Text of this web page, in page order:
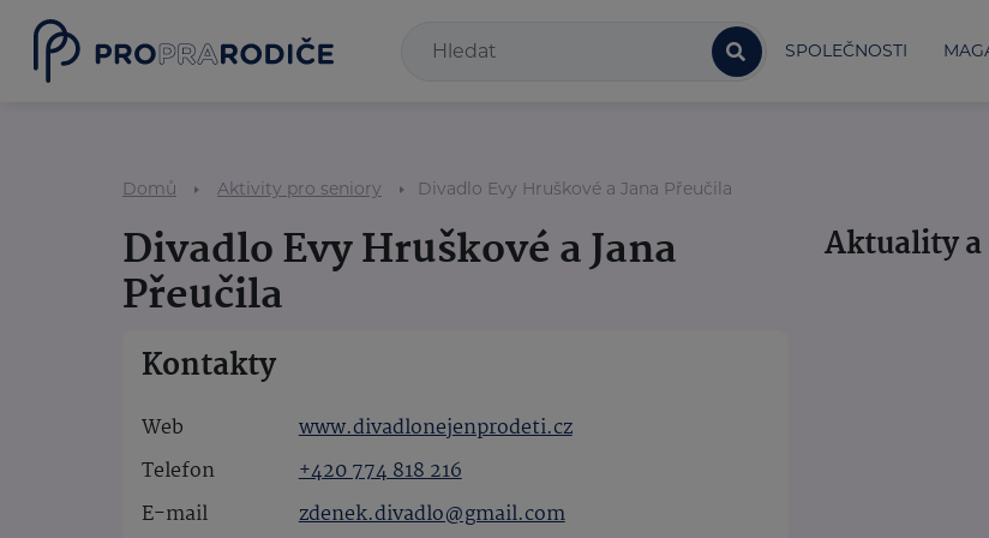
SPOLEČNOSTI
Domů Aktivity pro seniory Divadlo Evy Hruškové a Jana Přeučila
Divadlo Evy Hruškové a Jana
Přeučila
Kontakty
Web
www.divadlonejenprodeti.cz
Telefon
+420 774 818 216
E-mail
zdenek.divadlo@gmail.com
Aktuality